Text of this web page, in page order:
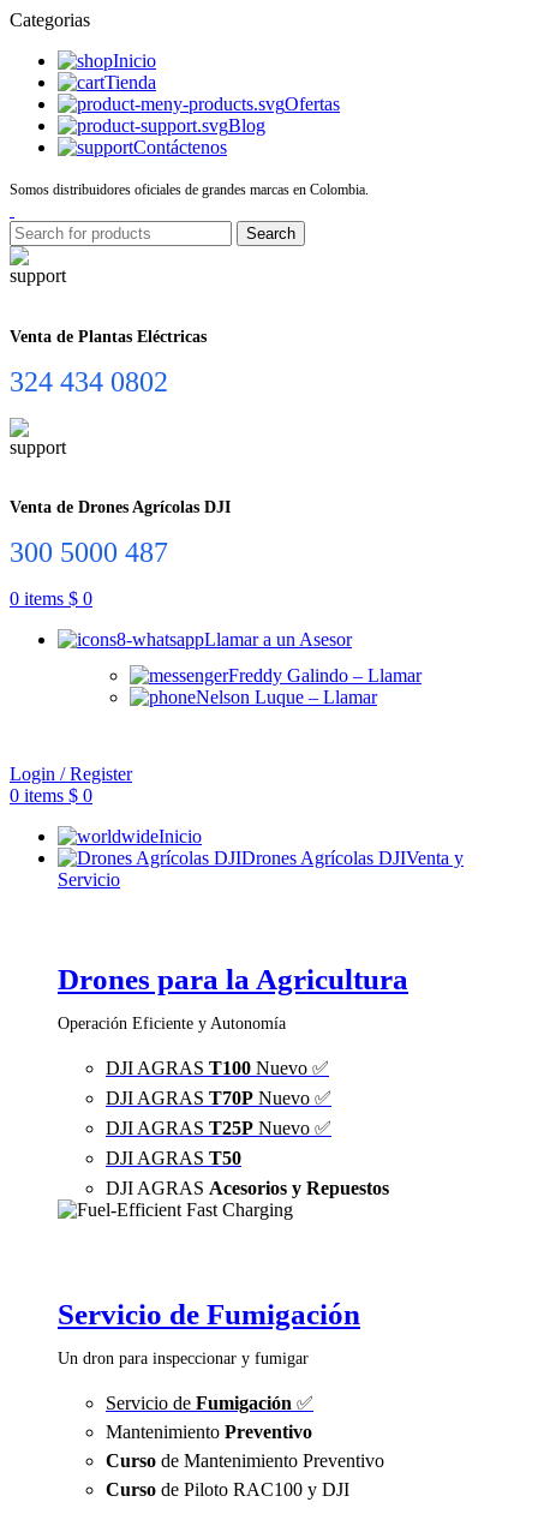
Categorias
Inicio
Tienda
Ofertas
Blog
Contáctenos
Somos distribuidores oficiales de grandes marcas en Colombia.
Search
Venta de Plantas Eléctricas
324 434 0802
Venta de Drones Agrícolas DJI
300 5000 487
0 items $ 0
Llamar a un Asesor
Freddy Galindo – Llamar
Nelson Luque – Llamar
Login / Register
0 items $ 0
Inicio
Drones Agrícolas DJIVenta y
Servicio
Drones para la Agricultura
Operación Eficiente y Autonomía
DJI AGRAS T100 Nuevo ✅
DJI AGRAS T70P Nuevo ✅
DJI AGRAS T25P Nuevo ✅
DJI AGRAS T50
DJI AGRAS Acesorios y Repuestos
Servicio de Fumigación
Un dron para inspeccionar y fumigar
Servicio de Fumigación ✅
Mantenimiento Preventivo
Curso de Mantenimiento Preventivo
Curso de Piloto RAC100 y DJI